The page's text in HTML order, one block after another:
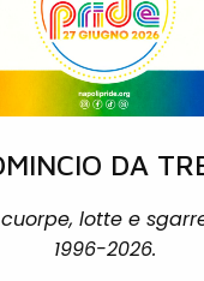
DA
cuorpe, lotte e
1996-2026.